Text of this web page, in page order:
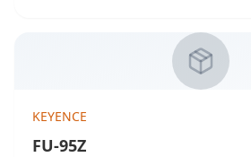
KEYENCE
FU-95Z